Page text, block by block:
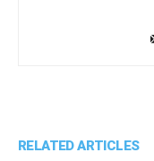
RELATED ARTICLES